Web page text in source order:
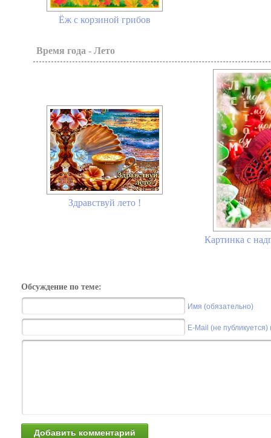
Ёж с корзиной грибов
Время года - Лето
Здравствуй лето !
Картинка с
Обсуждение по теме:
Имя (обязательно)
E-Mail (не